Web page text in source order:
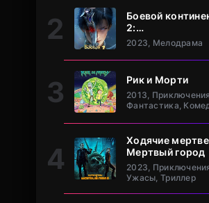
Боевой
2:
клан Та
2023, Мелодрама
Рик и Морти
2013, Приключения,
Фантастика,
Ходячие
Мертвый город
2023,
Ужасы, Триллер